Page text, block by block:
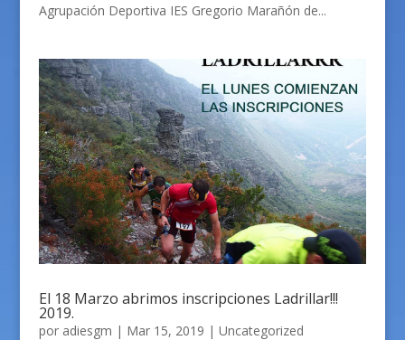
Agrupación Deportiva IES Gregorio Marañón de...
El 18 Marzo abrimos inscripciones Ladrillar!!!
2019.
por adiesgm | Mar 15, 2019 | Uncategorized